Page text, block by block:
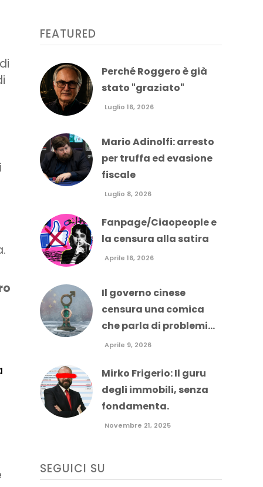
FEATURED
Perché Roggero è già
stato "graziato"
Luglio 16, 2026
Mario Adinolfi: arresto
per truffa ed evasione
fiscale
Luglio 8, 2026
Fanpage/Ciaopeople e
la censura alla satira
Aprile 16, 2026
Il governo cinese
censura una comica
che parla di problemi...
Aprile 9, 2026
Mirko Frigerio: Il guru
degli immobili, senza
fondamenta.
Novembre 21, 2025
SEGUICI SU